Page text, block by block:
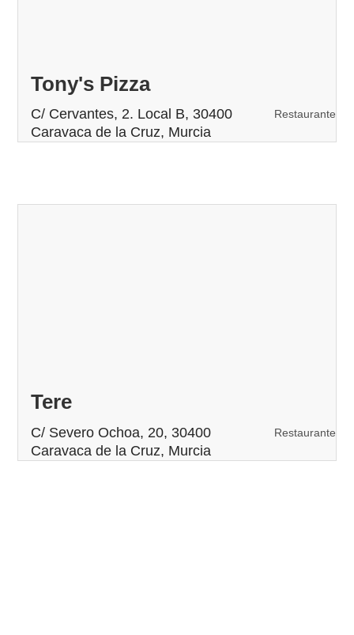
Tony's Pizza
C/ Cervantes, 2. Local B, 30400
Caravaca de la Cruz, Murcia
Restaurante
Tere
C/ Severo Ochoa, 20, 30400
Caravaca de la Cruz, Murcia
Restaurante